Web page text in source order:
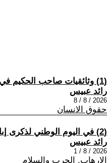
(1) وثائقيات صاحب الحكيم في توثيق حقوق الإنسان في العراق
رائد عبيس
2026 / 8 / 8
حقوق الانسان
(2) في اليوم الوطني لذكرى إبادتهم 3/8 الإبادة الجماعية التي تعرض لها الإيزيديين في إحاطات فريق التحقيق الدولي بجرائم داعش يونيتاد
رائد عبيس
2026 / 8 / 1
الارهاب, الحرب والسلام